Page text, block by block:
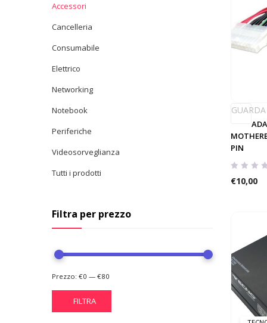
GUARDA
PIN
€10,00
Accessori
Cancelleria
Consumabile
Elettrico
Networking
Notebook
Periferiche
Videosorveglianza
Tutti i prodotti
Filtra per prezzo
FILTRA
Prezzo: €0 — €80